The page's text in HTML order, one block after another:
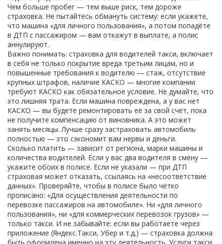
Чем больше пробег — тем выше риск, тем дороже
страховка. Не пытайтесь обмануть систему: если укажете,
что машина «для личного пользования», а потом попадёте
в ДТП с пассажиром — вам откажут в выплате, а полис
аннулируют.
Важно понимать: страховка для водителей такси, включает
в себя не только покрытие вреда третьим лицам, но и
повышенные требования к водителю — стаж, отсутствие
крупных штрафов, наличие КАСКО — многие компании
требуют КАСКО как обязательное условие. Не думайте, что
это лишняя трата. Если машина повреждена, а у вас нет
КАСКО — вы будете ремонтировать её за свой счёт, пока
не получите компенсацию от виновника. А это может
занять месяцы. Лучше сразу застраховать автомобиль
полностью — это сэкономит вам нервы и деньги.
Сколько платить — зависит от региона, марки машины и
количества водителей. Если у вас два водителя в смену —
укажите обоих в полисе. Если не указали — при ДТП
страховая может отказать, ссылаясь на «несоответствие
данных». Проверяйте, чтобы в полисе было чётко
прописано: «Для осуществления деятельности по
перевозке пассажиров на автомобиле». Ни «для личного
пользования», ни «для коммерческих перевозок грузов» —
только такси. И не забывайте: если вы работаете через
приложение (Яндекс.Такси, Убер и т.д.) — страховка должна